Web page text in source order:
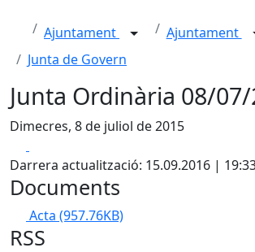
Ajuntament
Ajuntament
Junta de Govern
Junta Ordinària 08/
Dimecres, 8 de juliol de 2015
Darrera actualització: 15.09.2016 |
Documents
Acta (957.76KB)
RSS